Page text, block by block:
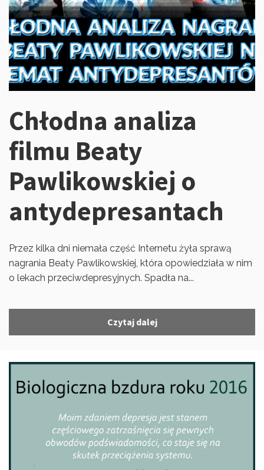
Chłodna analiza
filmu Beaty
Pawlikowskiej o
antydepresantach
Przez kilka dni niemała część Internetu żyła sprawą
nagrania Beaty Pawlikowskiej, która opowiedziała w nim
o lekach przeciwdepresyjnych. Spadła na...
Czytaj dalej